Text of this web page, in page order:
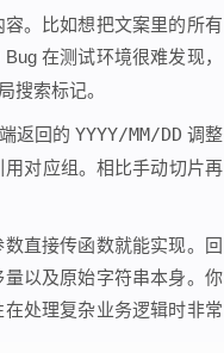
。比如想把文案里的所有
在测试环境很难发现，
搜索标记。
返回的 YYYY/MM/DD 调整
用对应组。相比手动切片再
直接传函数就能实现。回
以及原始字符串本身。你
处理复杂业务逻辑时非常